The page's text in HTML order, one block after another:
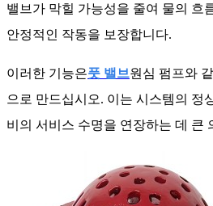
밸브가 막힐 가능성을 줄여 물의 흐
안정적인 작동을 보장합니다.
이러한 기능은풋 밸브원심 펌프와
으로 만드십시오. 이는 시스템의 정
비의 서비스 수명을 연장하는 데 큰